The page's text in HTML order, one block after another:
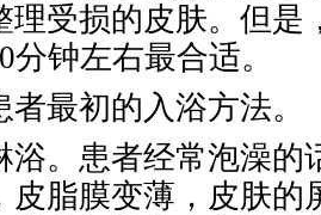
理受损的皮肤。但是
钟左右最合适。
最初的入浴方法。
浴。患者经常泡澡的
皮脂膜变薄，皮肤的